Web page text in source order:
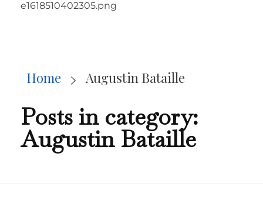
Home Augustin Bataille
Posts in category:
Augustin Bataille